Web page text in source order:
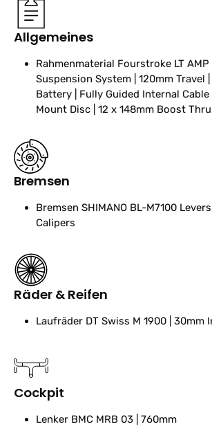
Allgemeines
Rahmenmaterial Fourstroke LT AMP
Suspension System | 120mm Travel
Battery | Fully Guided Internal
Mount Disc | 12 x 148mm Boost
Bremsen
Bremsen SHIMANO BL-M7100
Calipers
Räder & Reifen
Laufräder DT Swiss M 1900 | 30mm
Cockpit
Lenker BMC MRB 03 | 760mm